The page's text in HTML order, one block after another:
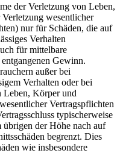
der Verletzung von Leben,
wesentlicher
nur für Schäden, die auf
Verhalten
für mittelbare
Gewinn.
außer bei
Verhalten oder bei
Leben, Körper und
Vertragspflichten
typischerweise
übrigen der Höhe nach auf
begrenzt. Dies
wie insbesondere